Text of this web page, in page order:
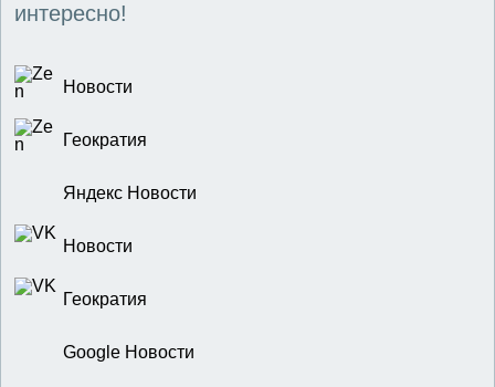
интересно!
Новости
Геократия
Яндекс Новости
Новости
Геократия
Google Новости